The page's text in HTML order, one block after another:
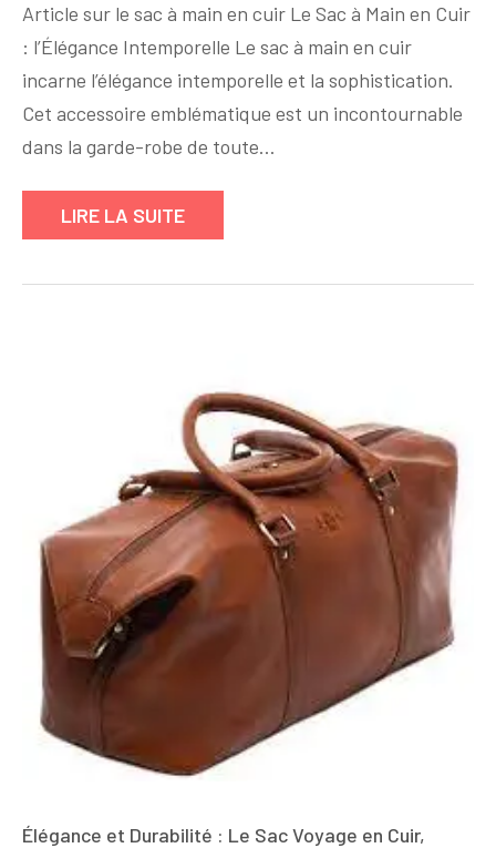
intemporelle
:
Le
Sac
de
Article sur le sac à main en cuir Le Sac à Main en Cuir
: l’Élégance Intemporelle Le sac à main en cuir
incarne l’élégance intemporelle et la sophistication.
Cet accessoire emblématique est un incontournable
dans la garde-robe de toute…
LIRE LA SUITE
Élégance et Durabilité : Le Sac Voyage en Cuir,